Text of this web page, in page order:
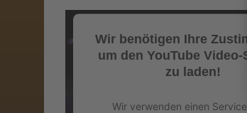
Wir benötigen Ihre
um den YouTube Video-
zu laden!
Wir verwenden einen